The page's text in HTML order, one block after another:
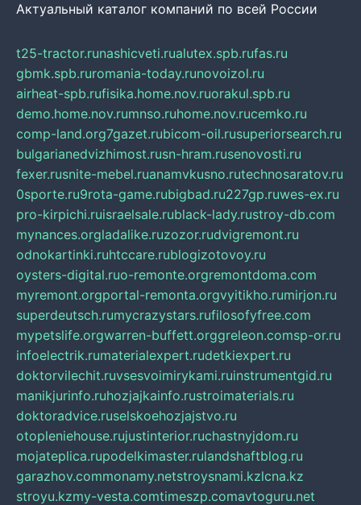
Актуальный каталог компаний по всей России
t25-tractor.runashicveti.rualutex.spb.rufas.ru
gbmk.spb.ruromania-today.runovoizol.ru
airheat-spb.rufisika.home.nov.ruorakul.spb.ru
demo.home.nov.rumnso.ruhome.nov.rucemko.ru
comp-land.org7gazet.rubicom-oil.rusuperiorsearch.ru
bulgarianedvizhimost.rusn-hram.rusenovosti.ru
fexer.rusnite-mebel.ruanamvkusno.rutechnosaratov.ru
0sporte.ru9rota-game.rubigbad.ru227gp.ruwes-ex.ru
pro-kirpichi.ruisraelsale.rublack-lady.rustroy-db.com
mynances.orgladalike.ruzozor.rudvigremont.ru
odnokartinki.ruhtccare.rublogizotovoy.ru
oysters-digital.ruo-remonte.orgremontdoma.com
myremont.orgportal-remonta.orgvyitikho.rumirjon.ru
superdeutsch.rumycrazystars.rufilosofyfree.com
mypetslife.orgwarren-buffett.orggreleon.comsp-or.ru
infoelectrik.rumaterialexpert.rudetkiexpert.ru
doktorvilechit.ruvsesvoimirykami.ruinstrumentgid.ru
manikjurinfo.ruhozjajkainfo.rustroimaterials.ru
doktoradvice.ruselskoehozjajstvo.ru
otopleniehouse.rujustinterior.ruchastnyjdom.ru
mojateplica.rupodelkimaster.rulandshaftblog.ru
garazhov.commonamy.netstroysnami.kzlcna.kz
stroyu.kzmy-vesta.comtimeszp.comavtoguru.net